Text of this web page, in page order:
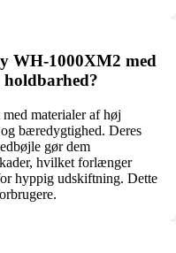
WH-1000XM2 med
materialer af høj
bæredygtighed. Deres
gør dem
hvilket forlænger
hyppig udskiftning. Dette